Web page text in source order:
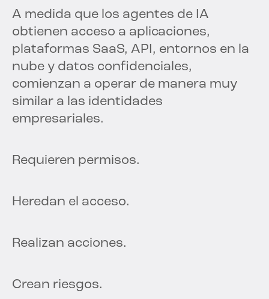
A medida que los agentes de IA
obtienen acceso a aplicaciones,
plataformas SaaS, API, entornos en la
nube y datos confidenciales,
comienzan a operar de manera muy
similar a las identidades
empresariales.
Requieren permisos.
Heredan el acceso.
Realizan acciones.
Crean riesgos.